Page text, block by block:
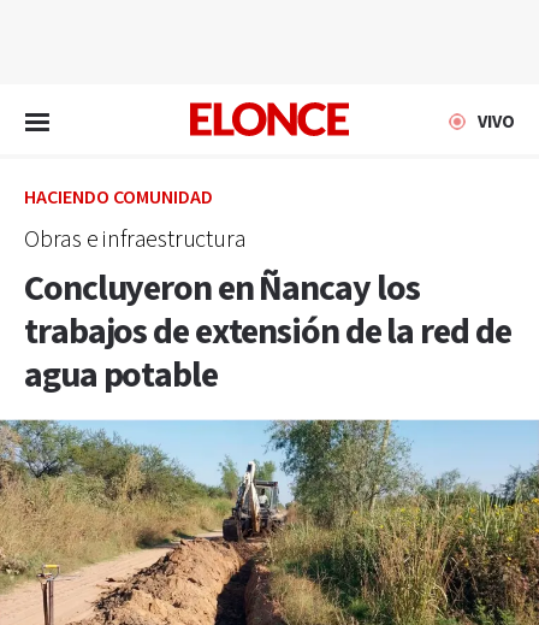
VIVO
HACIENDO COMUNIDAD
Obras e infraestructura
Concluyeron en Ñancay los
trabajos de extensión de la red de
agua potable